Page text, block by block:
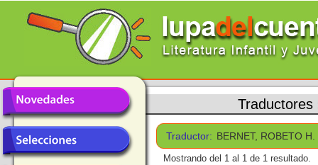
Traductores
Traductor: BERNET, ROBETO H.
Mostrando del 1 al 1 de 1 resultado.